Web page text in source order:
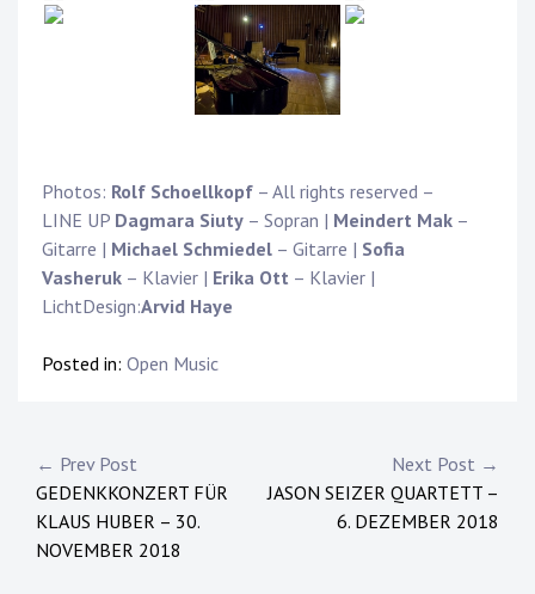
Photos: Rolf Schoellkopf – All rights reserved –
LINE UP Dagmara Siuty – Sopran | Meindert Mak –
Gitarre | Michael Schmiedel – Gitarre | Sofia
Vasheruk – Klavier | Erika Ott – Klavier |
LichtDesign:Arvid Haye
Posted in: Open Music
Post
navigation
← Prev Post
GEDENKKONZERT FÜR
KLAUS HUBER – 30.
NOVEMBER 2018
Next Post →
JASON SEIZER QUARTETT –
6. DEZEMBER 2018